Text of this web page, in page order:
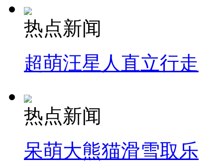
热点新闻
超萌汪星人直立行走
热点新闻
呆萌大熊猫滑雪取乐